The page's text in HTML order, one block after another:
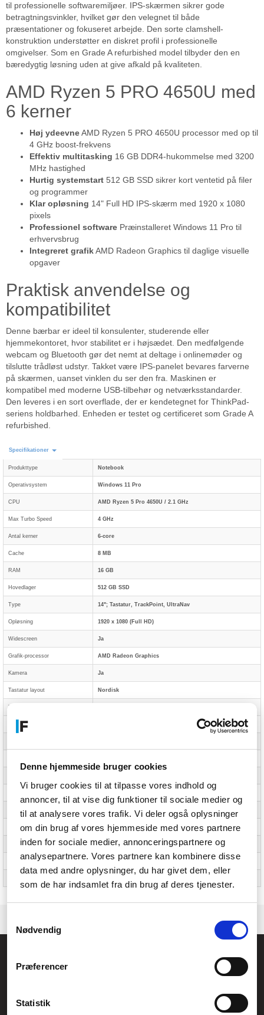
Denne hjemmeside bruger cookies
Vi bruger cookies til at tilpasse vores indhold og
annoncer, til at vise dig funktioner til sociale medier og
til at analysere vores trafik. Vi deler også oplysninger
om din brug af vores hjemmeside med vores partnere
inden for sociale medier, annonceringspartnere og
analysepartnere. Vores partnere kan kombinere disse
data med andre oplysninger, du har givet dem, eller
som de har indsamlet fra din brug af deres tjenester.
Nødvendig
Præferencer
Statistik
til professionelle softwaremiljøer. IPS-skærmen sikrer gode
betragtningsvinkler, hvilket gør den velegnet til både
præsentationer og fokuseret arbejde. Den sorte clamshell-
konstruktion understøtter en diskret profil i professionelle
omgivelser. Som en Grade A refurbished model tilbyder den en
bæredygtig løsning uden at give afkald på kvaliteten.
AMD Ryzen 5 PRO 4650U med
6 kerner
Høj ydeevneAMD Ryzen 5 PRO 4650U processor med op til
4 GHz boost-frekvens
Effektiv multitasking 16 GB DDR4-hukommelse med 3200
MHz hastighed
Hurtig systemstart 512 GB SSD sikrer kort ventetid på filer
og programmer
Klar opløsning 14" Full HD IPS-skærm med 1920 x 1080
pixels
Professionel software Præinstalleret Windows 11 Pro til
erhvervsbrug
Integreret grafikAMD Radeon Graphics til daglige visuelle
opgaver
Praktisk anvendelse og
kompatibilitet
Denne bærbar er ideel til konsulenter, studerende eller
hjemmekontoret, hvor stabilitet er i højsædet. Den medfølgende
webcam og Bluetooth gør det nemt at deltage i onlinemøder og
tilslutte trådløst udstyr. Takket være IPS-panelet bevares farverne
på skærmen, uanset vinklen du ser den fra. Maskinen er
kompatibel med moderne USB-tilbehør og netværksstandarder.
Den leveres i en sort overflade, der er kendetegnet for ThinkPad-
seriens holdbarhed. Enheden er testet og certificeret som Grade A
refurbished.
Specifikationer
Produkttype Notebook
Operativsystem Windows 11 Pro
CPU AMD Ryzen 5 Pro 4650U / 2.1 GHz
Max Turbo Speed 4 GHz
Antal kerner 6-core
Cache 8 MB
RAM 16 GB
Hovedlager 512 GB SSD
Type 14"; Tastatur, TrackPoint, UltraNav
Opløsning 1920 x 1080 (Full HD)
Widescreen Ja
Grafik-processor AMD Radeon Graphics
Kamera Ja
Tastatur layout Nordisk
Trådløs
Netværksinterface
Udstyr inkluderet Kompatibel strømforsyningsadapter
Pristype Grade A - istandsat
Dimensioner (B x D x H) 32.6 cm x 23.43 cm x 1.79 cm
Vægt 1.48 kg
CVR.: 26208637
Generelle henvendelser: